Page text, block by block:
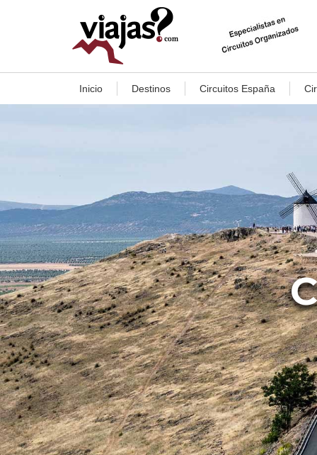
Inicio Destinos Circuitos España